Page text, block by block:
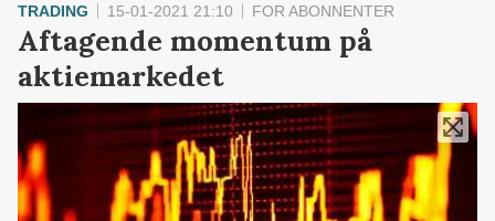
TRADING 15-01-2021 21:10 FOR ABONNENTER
Aftagende momentum på
aktiemarkedet